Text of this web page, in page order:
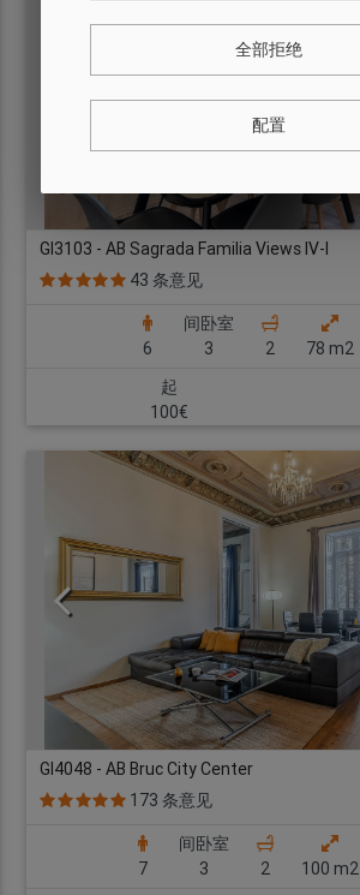
GI3103 - AB Sagrada Familia Views IV-I
43 条意见
6
间卧室
3
2 78 m2
起
100€
GI4048 - AB Bruc City Center
173 条意见
7
间卧室
3
2 100 m2
全部拒绝
配置